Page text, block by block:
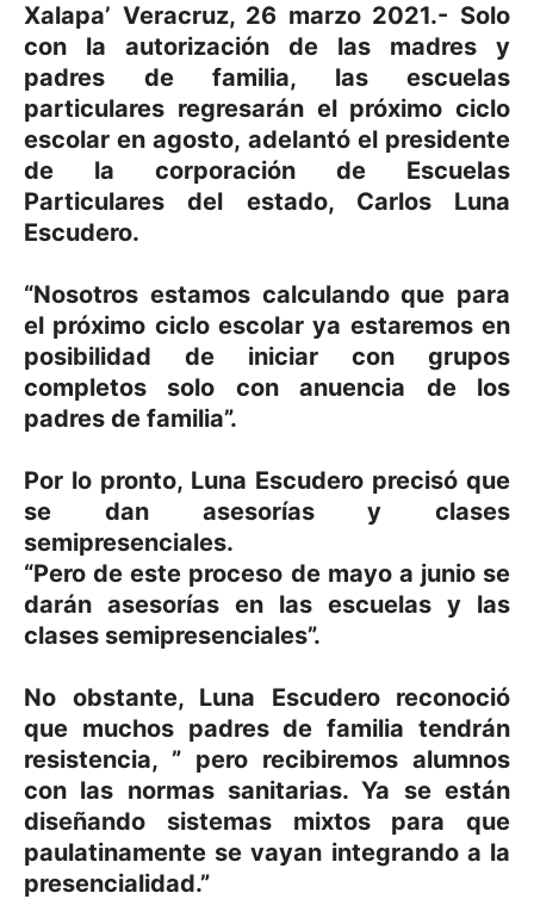
Xalapa’ Veracruz, 26 marzo 2021.- Solo
con la autorización de las madres y
padres de familia, las escuelas
particulares regresarán el próximo ciclo
escolar en agosto, adelantó el presidente
de la corporación de Escuelas
Particulares del estado, Carlos Luna
Escudero.
“Nosotros estamos calculando que para
el próximo ciclo escolar ya estaremos en
posibilidad de iniciar con grupos
completos solo con anuencia de los
padres de familia”.
Por lo pronto, Luna Escudero precisó que
se dan asesorías y clases
semipresenciales.
“Pero de este proceso de mayo a junio se
darán asesorías en las escuelas y las
clases semipresenciales”.
No obstante, Luna Escudero reconoció
que muchos padres de familia tendrán
resistencia, ” pero recibiremos alumnos
con las normas sanitarias. Ya se están
diseñando sistemas mixtos para que
paulatinamente se vayan integrando a la
presencialidad.”